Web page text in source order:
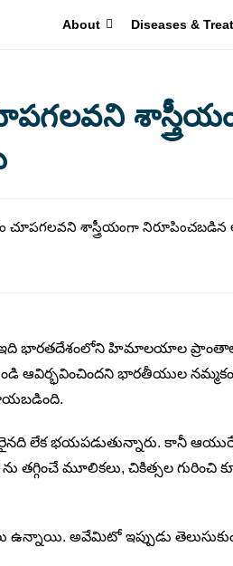
About Diseases &
ఇది భారతదేశంలోని హిమాలయాల
ఆవిర్భవించిందని భారతీయుల
సరైనది లేక భయపడుతున్నారు. కానీ
తగ్గించే మూలికలు, చికిత్సల
ఉన్నాయి. అవేమిటో ఇప్పుడు